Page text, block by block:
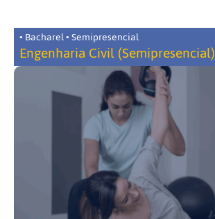
• Bacharel • Semipresencial
Engenharia Civil (Semipresencial)